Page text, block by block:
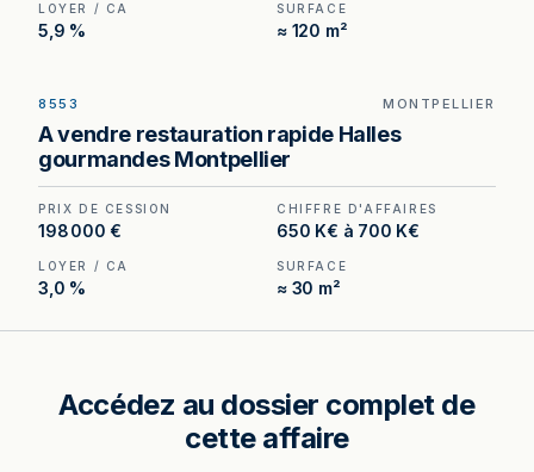
LOYER / CA
5,9 %
SURFACE
≈ 120 m²
Restauration rapide Licence III au cœur des
Halles gourmandes de Montpellier — un
emplacement non recréable, porté par une
programmation événementielle toute l'année.
8553 MONTPELLIER
A vendre restauration rapide Halles
gourmandes Montpellier
PRIX DE CESSION
198 000 €
CHIFFRE D'AFFAIRES
650 K€ à 700 K€
LOYER / CA
3,0 %
SURFACE
≈ 30 m²
Accédez au dossier complet de
cette affaire